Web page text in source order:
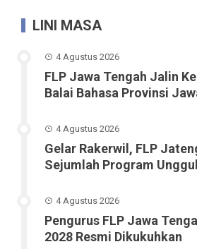
LINI MASA
4 Agustus 2026
FLP Jawa Tengah Jalin
Balai Bahasa Provinsi
4 Agustus 2026
Gelar Rakerwil, FLP
Sejumlah Program
4 Agustus 2026
Pengurus FLP Jawa
2028 Resmi Dikukuhkan